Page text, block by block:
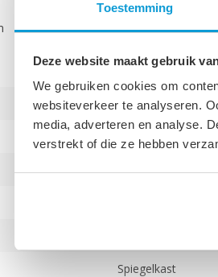
Toestemming
Deze website maakt gebruik
We gebruiken cookies om
websiteverkeer te analyseren.
media, adverteren en analyse.
verstrekt of die ze hebben
8720171740773
50 x 14 x 90 cm
14 kg
Spiegelkast